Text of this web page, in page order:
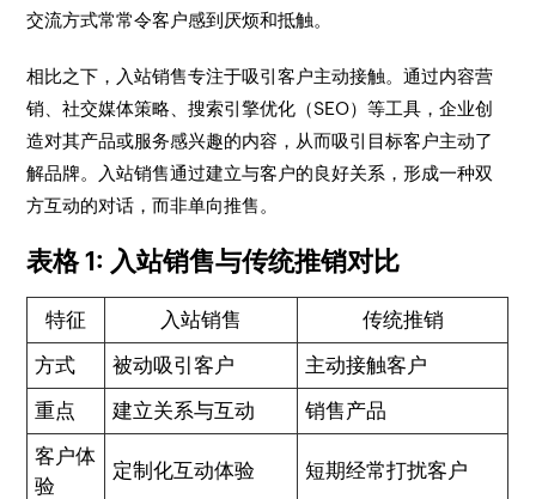
交流方式常常令客户感到厌烦和抵触。
相比之下，入站销售专注于吸引客户主动接触。通过内容营
销、社交媒体策略、搜索引擎优化（SEO）等工具，企业创
造对其产品或服务感兴趣的内容，从而吸引目标客户主动了
解品牌。入站销售通过建立与客户的良好关系，形成一种双
方互动的对话，而非单向推售。
表格 1: 入站销售与传统推销对比
特征 入站销售
传统推销
方式
被动吸引客户
主动接触客户
重点
建立关系与互动
销售产品
客户体
验
定制化互动体验 短期经常打扰客户